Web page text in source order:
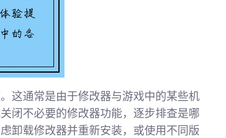
这通常是由于修改器与游戏中的某些机
闭不必要的修改器功能，逐步排查是哪
卸载修改器并重新安装，或使用不同版